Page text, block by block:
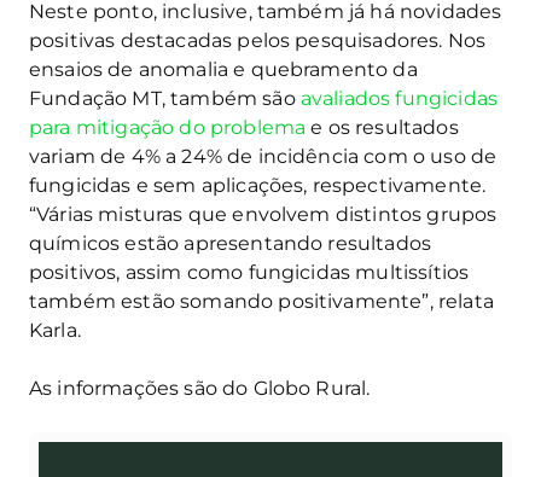
Neste ponto, inclusive, também já há novidades
positivas destacadas pelos pesquisadores. Nos
ensaios de anomalia e quebramento da
Fundação MT, também são avaliados fungicidas
para mitigação do problema e os resultados
variam de 4% a 24% de incidência com o uso de
fungicidas e sem aplicações, respectivamente.
“Várias misturas que envolvem distintos grupos
químicos estão apresentando resultados
positivos, assim como fungicidas multissítios
também estão somando positivamente”, relata
Karla.
As informações são do Globo Rural.